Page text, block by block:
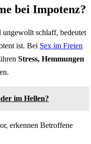
bei Impotenz?
ungewollt schlaff, bedeutet
ist. Bei Sex im Freien
Stress, Hemmungen
im Hellen?
erkennen Betroffene